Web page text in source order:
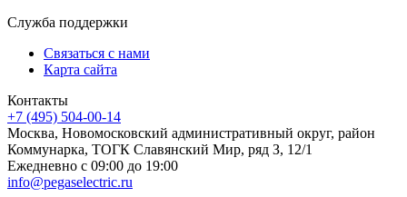
Служба поддержки
Связаться с нами
Карта сайта
Контакты
+7 (495) 504-00-14
Москва, Новомосковский административный округ, район
Коммунарка, ТОГК Славянский Мир, ряд З, 12/1
Ежедневно с 09:00 до 19:00
info@pegaselectric.ru